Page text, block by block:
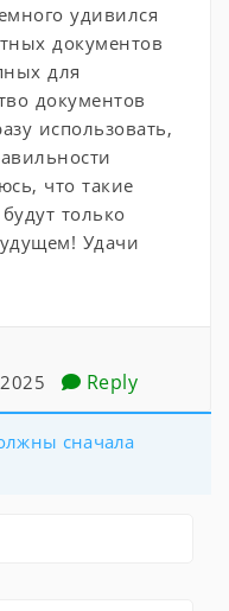
удивился
документов
для
документов
использовать,
что такие
только
Удачи
Reply
сначала